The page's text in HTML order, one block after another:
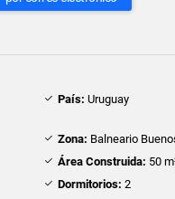
País: Uruguay
Zona: Balneario
Área Construida: 50
Dormitorios: 2